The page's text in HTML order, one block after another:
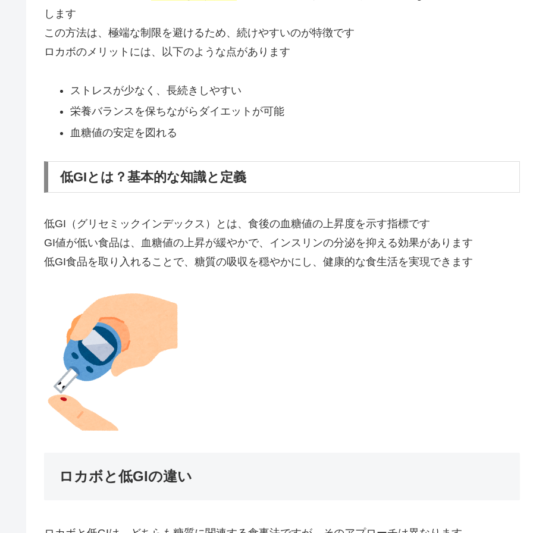
します
この方法は、極端な制限を避けるため、続けやすいのが特徴です
ロカボのメリットには、以下のような点があります
ストレスが少なく、長続きしやすい
栄養バランスを保ちながらダイエットが可能
血糖値の安定を図れる
低GIとは？基本的な知識と定義
低GI（グリセミックインデックス）とは、食後の血糖値の上昇度を示す指標です
GI値が低い食品は、血糖値の上昇が緩やかで、インスリンの分泌を抑える効果があります
低GI食品を取り入れることで、糖質の吸収を穏やかにし、健康的な食生活を実現できます
ロカボと低GIの違い